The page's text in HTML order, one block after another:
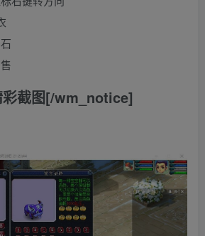
截图[/wm_notice]